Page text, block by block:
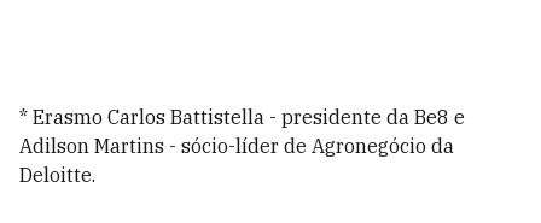
* Erasmo Carlos Battistella - presidente da Be8 e
Adilson Martins - sócio-líder de Agronegócio da
Deloitte.